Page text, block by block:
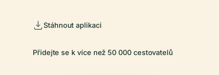
Stáhnout aplikaci
Přidejte se k více než 50 000 cestovatelů